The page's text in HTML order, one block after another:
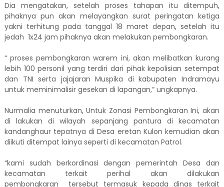
Dia mengatakan, setelah proses tahapan itu ditempuh,
pihaknya pun akan melayangkan surat peringatan ketiga
yakni terhitung pada tanggal 18 maret depan, setelah itu
jedah 1x24 jam pihaknya akan melakukan pembongkaran.
“ proses pembongkaran warem ini, akan melibatkan kurang
lebih 100 personil yang terdiri dari pihak kepolisian setempat
dan TNI serta jajajaran Muspika di kabupaten Indramayu
untuk meminimalisir gesekan di lapangan,” ungkapnya.
Nurmalia menuturkan, Untuk Zonasi Pembongkaran Ini, akan
di lakukan di wilayah sepanjang pantura di kecamatan
kandanghaur tepatnya di Desa eretan Kulon kemudian akan
diikuti ditempat lainya seperti di kecamatan Patrol.
“kami sudah berkordinasi dengan pemerintah Desa dan
kecamatan terkait perihal akan dilakukan
pembongkaran tersebut termasuk kepada dinas terkait